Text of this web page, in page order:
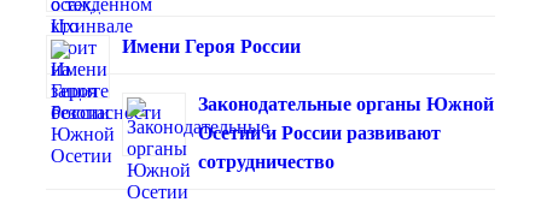
Имени Героя России
Законодательные органы Южной
Осетии и России развивают
сотрудничество